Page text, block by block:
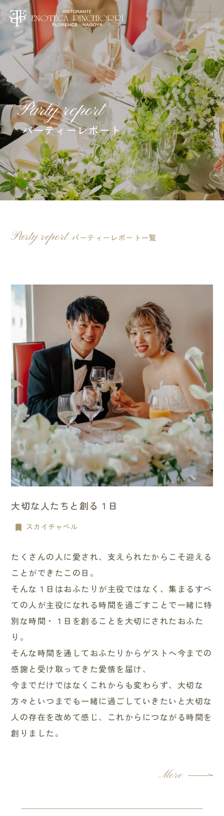
Menu
Party report
パーティーレポート
Party report パーティーレポート一覧
大切な人たちと創る１日
スカイチャペル
たくさんの人に愛され、支えられたからこそ迎える
ことができたこの日。
そんな１日はおふたりが主役ではなく、集まるすべ
ての人が主役になれる時間を過ごすことで一緒に特
別な時間・１日を創ることを大切にされたおふた
り。
そんな時間を通しておふたりからゲストへ今までの
感謝と受け取ってきた愛情を届け、
今までだけではなくこれからも変わらず、大切な
方々といつまでも一緒に過ごしていきたいと大切な
人の存在を改めて感じ、これからにつながる時間を
創りました。
More